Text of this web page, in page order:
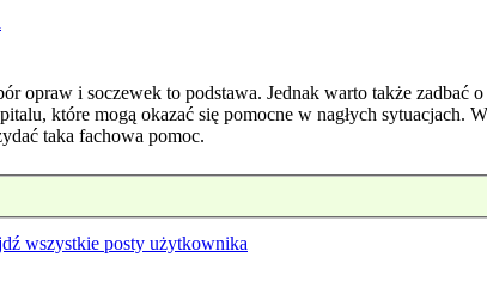
opraw i soczewek to podstawa. Jednak warto także
które mogą okazać się pomocne w nagłych sytuacjach.
taka fachowa pomoc.